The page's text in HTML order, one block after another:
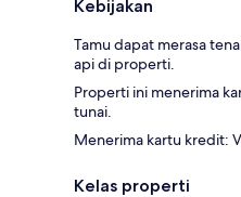
Kebijakan
Tamu dapat merasa
api di properti.
Properti ini menerima
tunai.
Menerima kartu kredit:
Kelas properti